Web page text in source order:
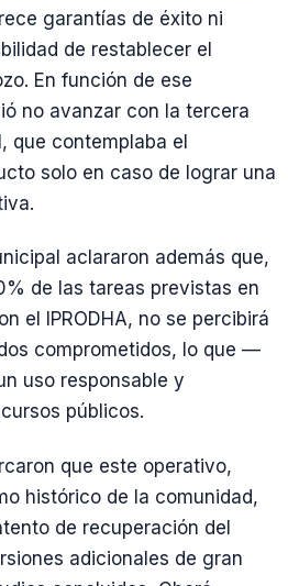
garantías de éxito ni
de restablecer el
En función de ese
no avanzar con la tercera
que contemplaba el
solo en caso de lograr una
aclararon además que,
de las tareas previstas en
el IPRODHA, no se percibirá
comprometidos, lo que —
uso responsable y
públicos.
que este operativo,
histórico de la comunidad,
de recuperación del
adicionales de gran